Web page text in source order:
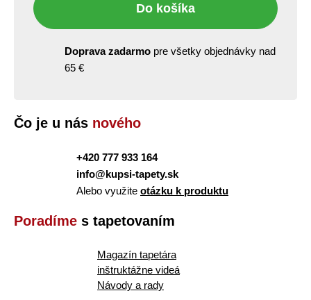
Do košíka
Doprava zadarmo pre všetky objednávky nad
65 €
Čo je u nás nového
+420 777 933 164
info@kupsi-tapety.sk
Alebo využite otázku k produktu
Poradíme s tapetovaním
Magazín tapetára
inštruktážne videá
Návody a rady